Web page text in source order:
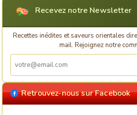
Recevez notre Newsletter
Recettes inédites et saveurs orientales
mail. Rejoignez notre
Retrouvez-nous sur Facebook